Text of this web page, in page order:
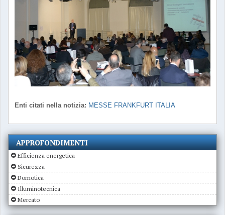
Enti citati nella notizia: MESSE FRANKFURT ITALIA
APPROFONDIMENTI
Efficienza energetica
Sicurezza
Domotica
Illuminotecnica
Mercato